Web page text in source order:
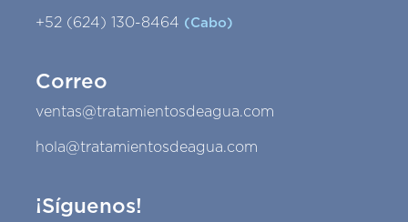
+52 (624) 130-8464 (Cabo)
Correo
ventas@tratamientosdeagua.com
hola@tratamientosdeagua.com
¡Síguenos!